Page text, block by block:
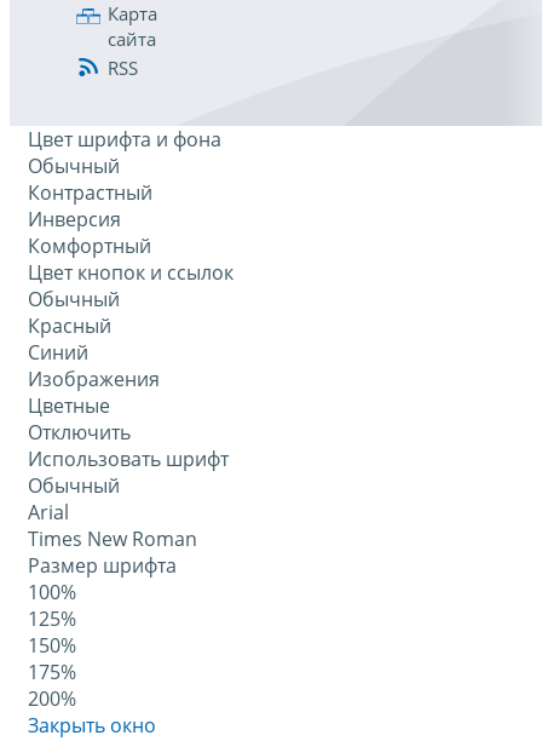
Карта
сайта
RSS
Цвет шрифта и фона
Обычный
Контрастный
Инверсия
Комфортный
Цвет кнопок и ссылок
Обычный
Красный
Синий
Изображения
Цветные
Отключить
Использовать шрифт
Обычный
Arial
Times New Roman
Размер шрифта
100%
125%
150%
175%
200%
Закрыть окно